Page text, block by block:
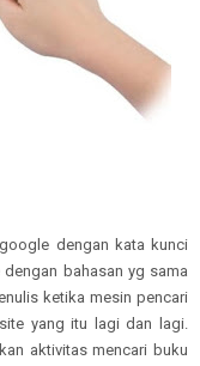
dengan kata kunci
dengan bahasan yg sama
ketika mesin pencari
yang itu lagi dan lagi.
aktivitas mencari buku